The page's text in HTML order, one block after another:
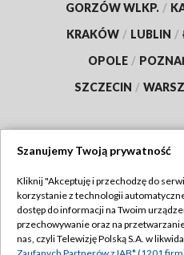
GORZÓW WLKP. /
KRAKÓW / LUBLIN /
OPOLE /
SZCZECIN /
Abonament TVP
Emisja w TVP
Szanujemy Twoją prywatność
Kliknij "Akceptuję i przechodzę do
korzystanie z technologii
dostęp do informacji na Twoim
przechowywanie oraz na
nas, czyli Telewizję Polską S.A. w